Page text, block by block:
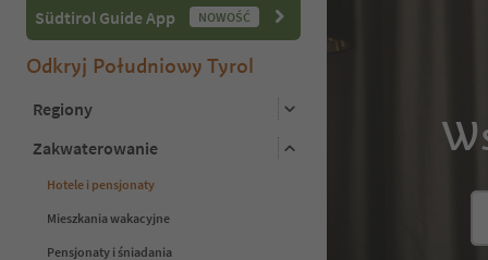
Südtirol Guide App NOWOŚĆ
Odkryj Południowy Tyrol
Regiony
Zakwaterowanie
Hotele i pensjonaty
Mieszkania wakacyjne
Pensjonaty i śniadania